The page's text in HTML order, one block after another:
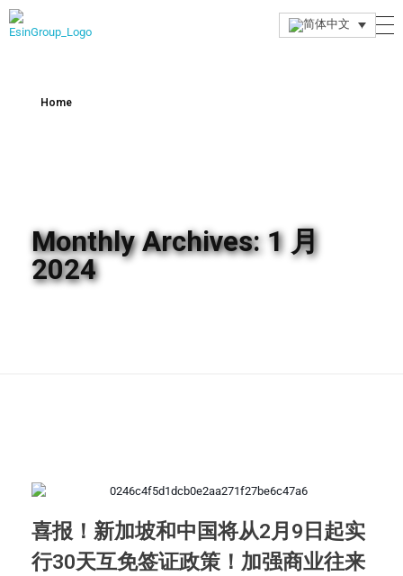
Home
Monthly Archives: 1 月
2024
喜报！新加坡和中国将从2月9日起实
行30天互免签证政策！加强商业往来